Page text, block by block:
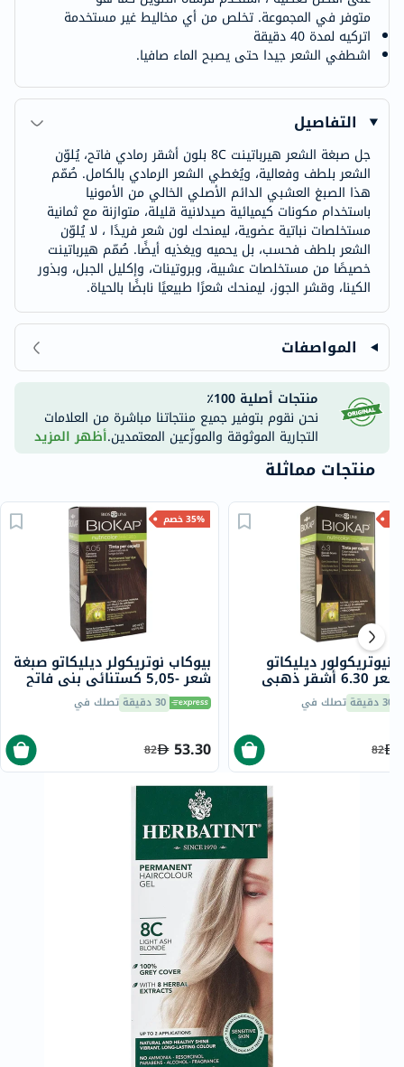
متوفر في المجموعة. تخلص من أي مخاليط غير مستخدمة
اتركيه لمدة 40 دقيقة
اشطفي الشعر جيدا حتى يصبح الماء صافيا.
التفاصيل
جل صبغة الشعر هيرباتينت 8C بلون أشقر رمادي فاتح، يُلوّن
الشعر بلطف وفعالية، ويُغطي الشعر الرمادي بالكامل. صُمّم
هذا الصبغ العشبي الدائم الأصلي الخالي من الأمونيا
باستخدام مكونات كيميائية صيدلانية قليلة، متوازنة مع ثمانية
مستخلصات نباتية عضوية، ليمنحك لون شعر فريدًا ، لا يُلوّن
الشعر بلطف فحسب، بل يحميه ويغذيه أيضًا. صُمّم هيرباتينت
خصيصًا من مستخلصات عشبية، وبروتينات، وإكليل الجبل، وبذور
الكينا، وقشر الجوز، ليمنحك شعرًا طبيعيًا نابضًا بالحياة.
المواصفات
منتجات أصلية 100٪
نحن نقوم بتوفير جميع منتجاتنا مباشرة من العلامات
التجارية الموثوقة والموزّعين المعتمدين.أظهر المزيد
منتجات مماثلة
35% خصم
بيوكاب نوتريكولر ديليكاتو صبغة
شعر -5٫05 كستنائي بني فاتح
140 مل 30 دقيقة تصلك في
53.30
82
نيوتريكولور ديليكاتو
صبغة شعر 6.30 أشقر ذهبي
30 دقيقة تصلك في
82